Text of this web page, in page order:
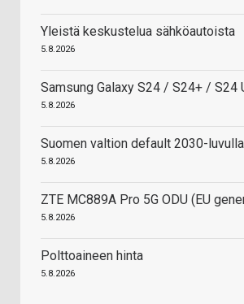
Yleistä keskustelua sähköautoista
5.8.2026
Samsung Galaxy S24 / S24+ / S24
5.8.2026
Suomen valtion default 2030-luvulla
5.8.2026
ZTE MC889A Pro 5G ODU (EU
5.8.2026
Polttoaineen hinta
5.8.2026